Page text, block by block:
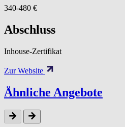
340-480 €
Abschluss
Inhouse-Zertifikat
Zur Website
Ähnliche Angebote